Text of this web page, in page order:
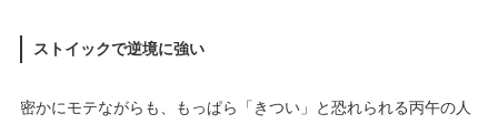
ストイックで逆境に強い
密かにモテながらも、もっぱら「きつい」と恐れられる丙午の人